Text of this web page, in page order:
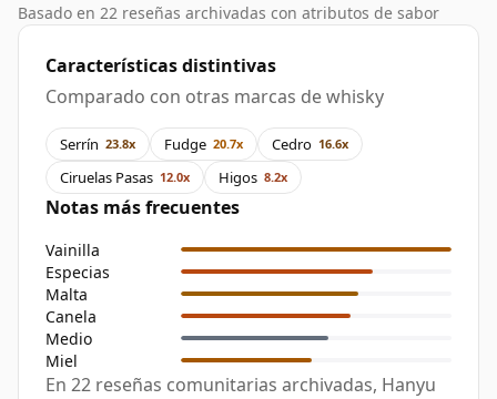
Basado en 22 reseñas archivadas con atributos de sabor
Características distintivas
Comparado con otras marcas de whisky
Serrín 23.8x Fudge 20.7x Cedro 16.6x
Ciruelas Pasas 12.0x Higos 8.2x
Notas más frecuentes
Vainilla
Especias
Malta
Canela
Medio
Miel
En 22 reseñas comunitarias archivadas, Hanyu